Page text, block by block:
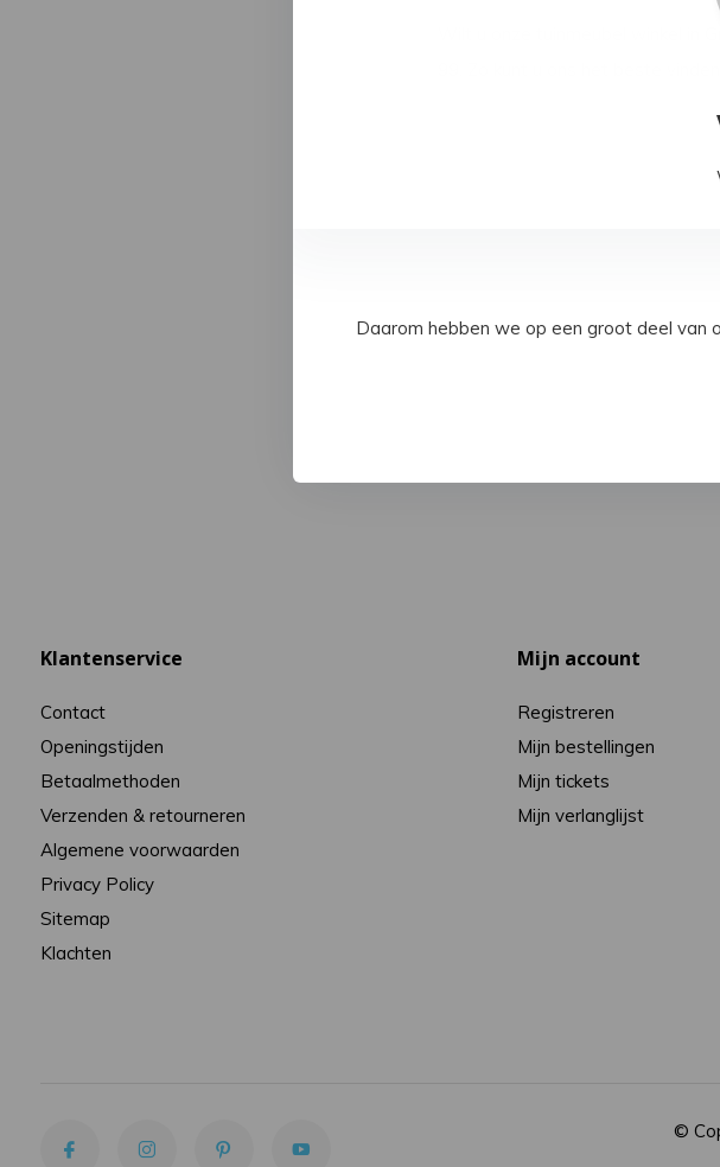
Wilt u onze tuinmeubel winkel in
. Zo kunt u ons het beste
Klantenservice
Contact
Openingstijden
Betaalmethoden
Verzenden & retourneren
Algemene voorwaarden
Privacy Policy
Sitemap
Klachten
Mijn account
Registreren
Mijn bestellingen
Mijn tickets
Mijn verlanglijst
©
Daarom hebben we op een groot deel van